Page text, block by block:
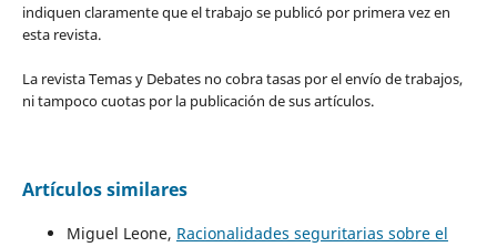
indiquen claramente que el trabajo se publicó por primera vez en
esta revista.
La revista Temas y Debates no cobra tasas por el envío de trabajos,
ni tampoco cuotas por la publicación de sus artículos.
Artículos similares
Miguel Leone, Racionalidades seguritarias sobre el